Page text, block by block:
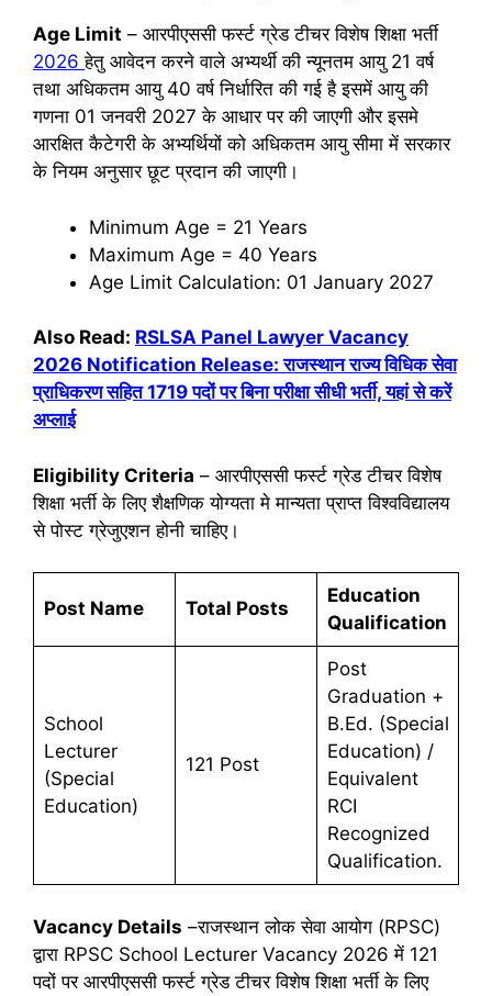
Age Limit – आरपीएससी फर्स्ट ग्रेड टीचर विशेष शिक्षा भर्ती
2026हेतु आवेदन करने वाले अभ्यर्थी की न्यूनतम आयु 21 वर्ष
तथा अधिकतम आयु 40 वर्ष निर्धारित की गई है इसमें आयु की
गणना 01 जनवरी 2027 के आधार पर की जाएगी और इसमे
आरक्षित कैटेगरी के अभ्यर्थियों को अधिकतम आयु सीमा में सरकार
के नियम अनुसार छूट प्रदान की जाएगी।
Minimum Age = 21 Years
Maximum Age = 40 Years
Age Limit Calculation: 01 January 2027
Also Read: RSLSA Panel Lawyer Vacancy
2026 Notification Release: राजस्थान राज्य विधिक सेवा
प्राधिकरण सहित 1719 पदों पर बिना परीक्षा सीधी भर्ती, यहां से करें
अप्लाई
Eligibility Criteria – आरपीएससी फर्स्ट ग्रेड टीचर विशेष
शिक्षा भर्ती के लिए शैक्षणिक योग्यता मे मान्यता प्राप्त विश्वविद्यालय
से पोस्ट ग्रेजुएशन होनी चाहिए।
Post Name Total Posts
Education
Qualification
School
Lecturer
(Special
Education)
121 Post
Post
Graduation +
B.Ed. (Special
Education) /
Equivalent
RCI
Recognized
Qualification.
Vacancy Details –राजस्थान लोक सेवा आयोग (RPSC)
द्वारा RPSC School Lecturer Vacancy 2026 में 121
पदों पर आरपीएससी फर्स्ट ग्रेड टीचर विशेष शिक्षा भर्ती के लिए